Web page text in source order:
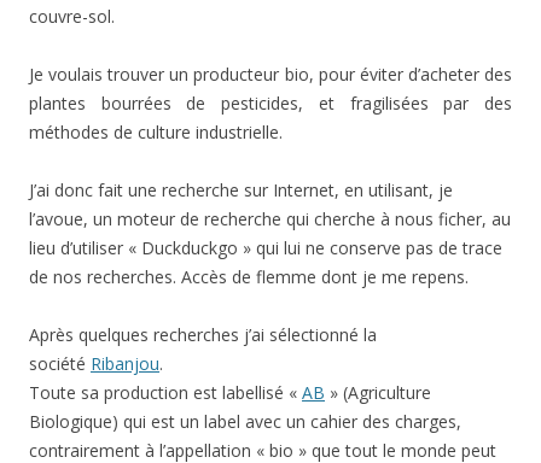
couvre-sol.
Je voulais trouver un producteur bio, pour éviter d’acheter des
plantes bourrées de pesticides, et fragilisées par des
méthodes de culture industrielle.
J’ai donc fait une recherche sur Internet, en utilisant, je
l’avoue, un moteur de recherche qui cherche à nous ficher, au
lieu d’utiliser « Duckduckgo » qui lui ne conserve pas de trace
de nos recherches. Accès de flemme dont je me repens.
Après quelques recherches j’ai sélectionné la
société Ribanjou.
Toute sa production est labellisé « AB » (Agriculture
Biologique) qui est un label avec un cahier des charges,
contrairement à l’appellation « bio » que tout le monde peut